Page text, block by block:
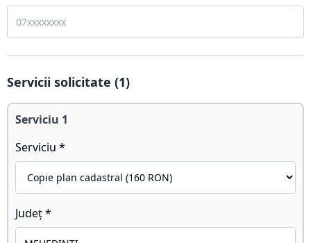
Servicii solicitate (1)
Serviciu 1
Serviciu *
Județ *